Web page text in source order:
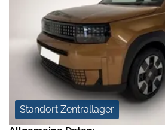
Standort Zentrallager